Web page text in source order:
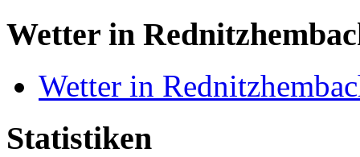
Wetter in
Wetter in
Statistiken